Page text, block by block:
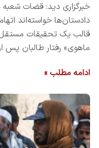
خبرگزاری دید: قضات شعبه
دادستان‌ها خواسته‌اند
قالب یک تحقیقات مستقل
ماهوی» رفتار طالبان پس از ۲۰۲۱ با
ادامه مطلب »